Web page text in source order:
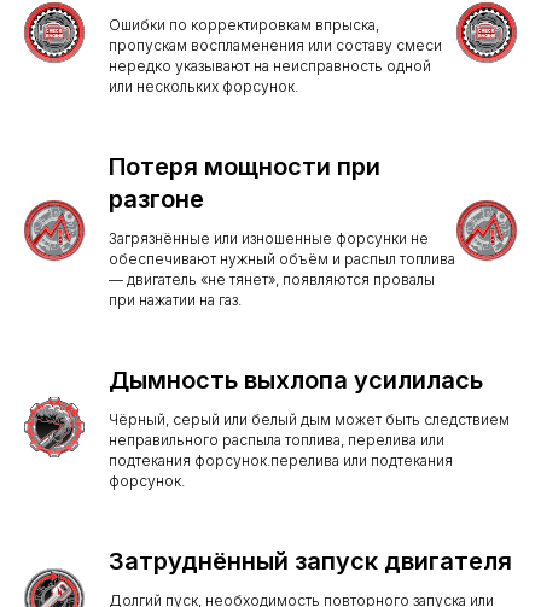
Ошибки по корректировкам впрыска,
пропускам воспламенения или составу смеси
нередко указывают на неисправность одной
или нескольких форсунок.
Потеря мощности при
разгоне
Загрязнённые или изношенные форсунки не
обеспечивают нужный объём и распыл топлива
— двигатель «не тянет», появляются провалы
при нажатии на газ.
Дымность выхлопа усилилась
Чёрный, серый или белый дым может быть следствием
неправильного распыла топлива, перелива или
подтекания форсунок.перелива или подтекания
форсунок.
Затруднённый запуск двигателя
Долгий пуск, необходимость повторного запуска или